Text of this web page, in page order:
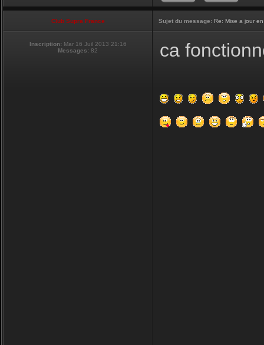
Club Supra France Sujet du message: Re: Mise a jour
Inscription: Mar 16 Juil 2013 21:16
Messages: 82 ca